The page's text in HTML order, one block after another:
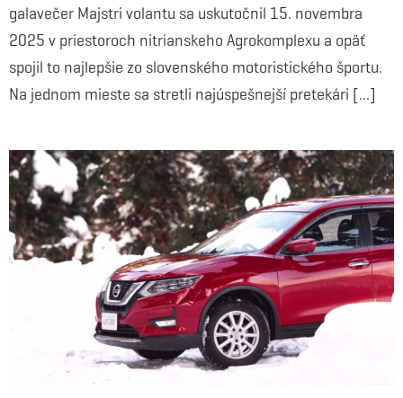
galavečer Majstri volantu sa uskutočnil 15. novembra
2025 v priestoroch nitrianskeho Agrokomplexu a opäť
spojil to najlepšie zo slovenského motoristického športu.
Na jednom mieste sa stretli najúspešnejší pretekári [...]